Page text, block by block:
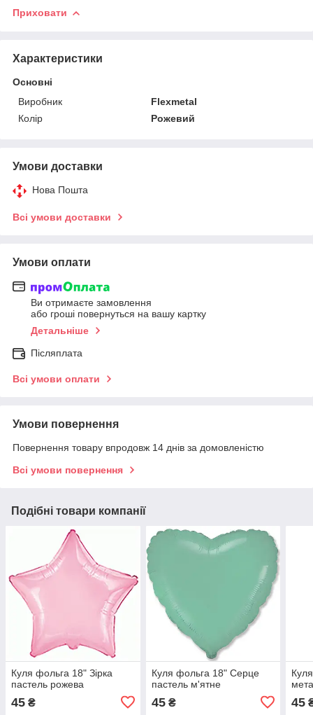
Приховати
Характеристики
Основні
Виробник
Flexmetal
Колір
Рожевий
Умови доставки
Нова Пошта
Всі умови доставки
Умови оплати
Ви отримаєте замовлення
або гроші повернуться на вашу картку
Детальніше
Післяплата
Всі умови оплати
Умови повернення
Повернення товару впродовж 14 днів за домовленістю
Всі умови повернення
Подібні товари компанії
Куля фольга 18" Зірка
пастель рожева
45 ₴
Куля фольга 18" Серце
пастель м'ятне
45₴ 45